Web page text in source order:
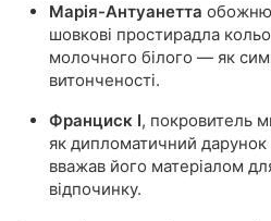
Марія-Антуанетта
шовкові простирадла
молочного білого — як
витонченості.
Франциск I, покровитель
як дипломатичний дарунок
вважав його матеріалом
відпочинку.